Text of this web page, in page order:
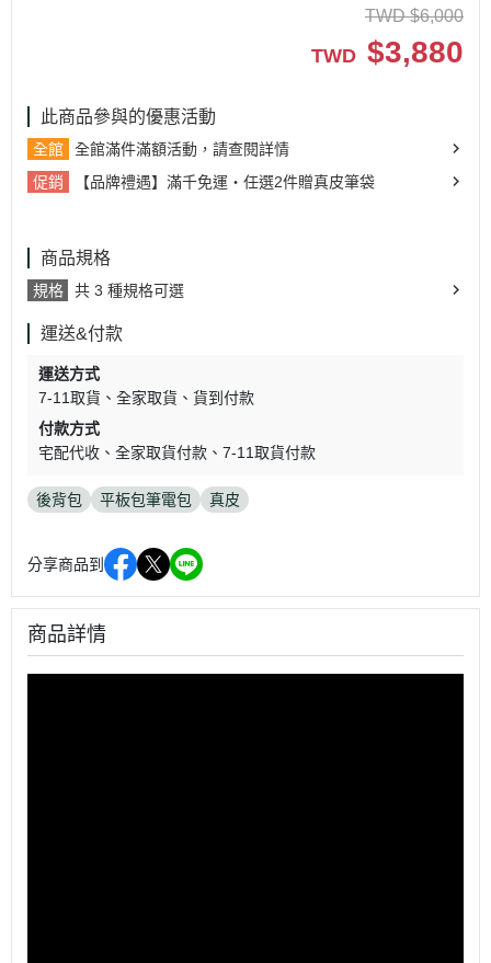
TWD $6,000
TWD $3,880
此商品參與的優惠活動
全館
全館滿件滿額活動，請查閱詳情
促銷
【品牌禮遇】滿千免運・任選2件贈真皮筆袋
商品規格
規格 共 3 種規格可選
運送&付款
運送方式
7-11取貨
全家取貨
貨到付款
付款方式
宅配代收
全家取貨付款 7-11取貨付款
後背包 平板包筆電包 真皮
分享商品到
商品詳情